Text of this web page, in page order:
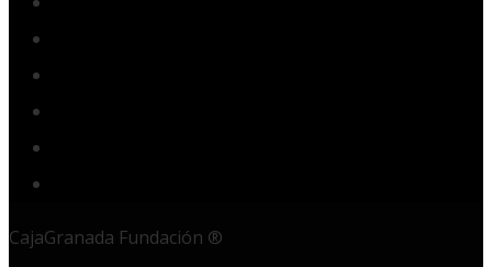
CajaGranada Fundación ®